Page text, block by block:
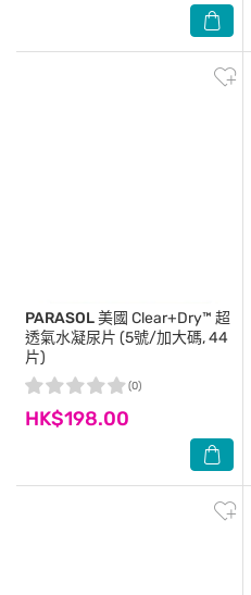
PARASOL美國 Clear+Dry™ 超
透氣水凝尿片 (5號/加大碼, 44
片)
HK$198.00
(0)